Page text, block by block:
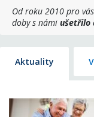
Od roku 2010 pro
doby s námi ušetřilo
Aktuality